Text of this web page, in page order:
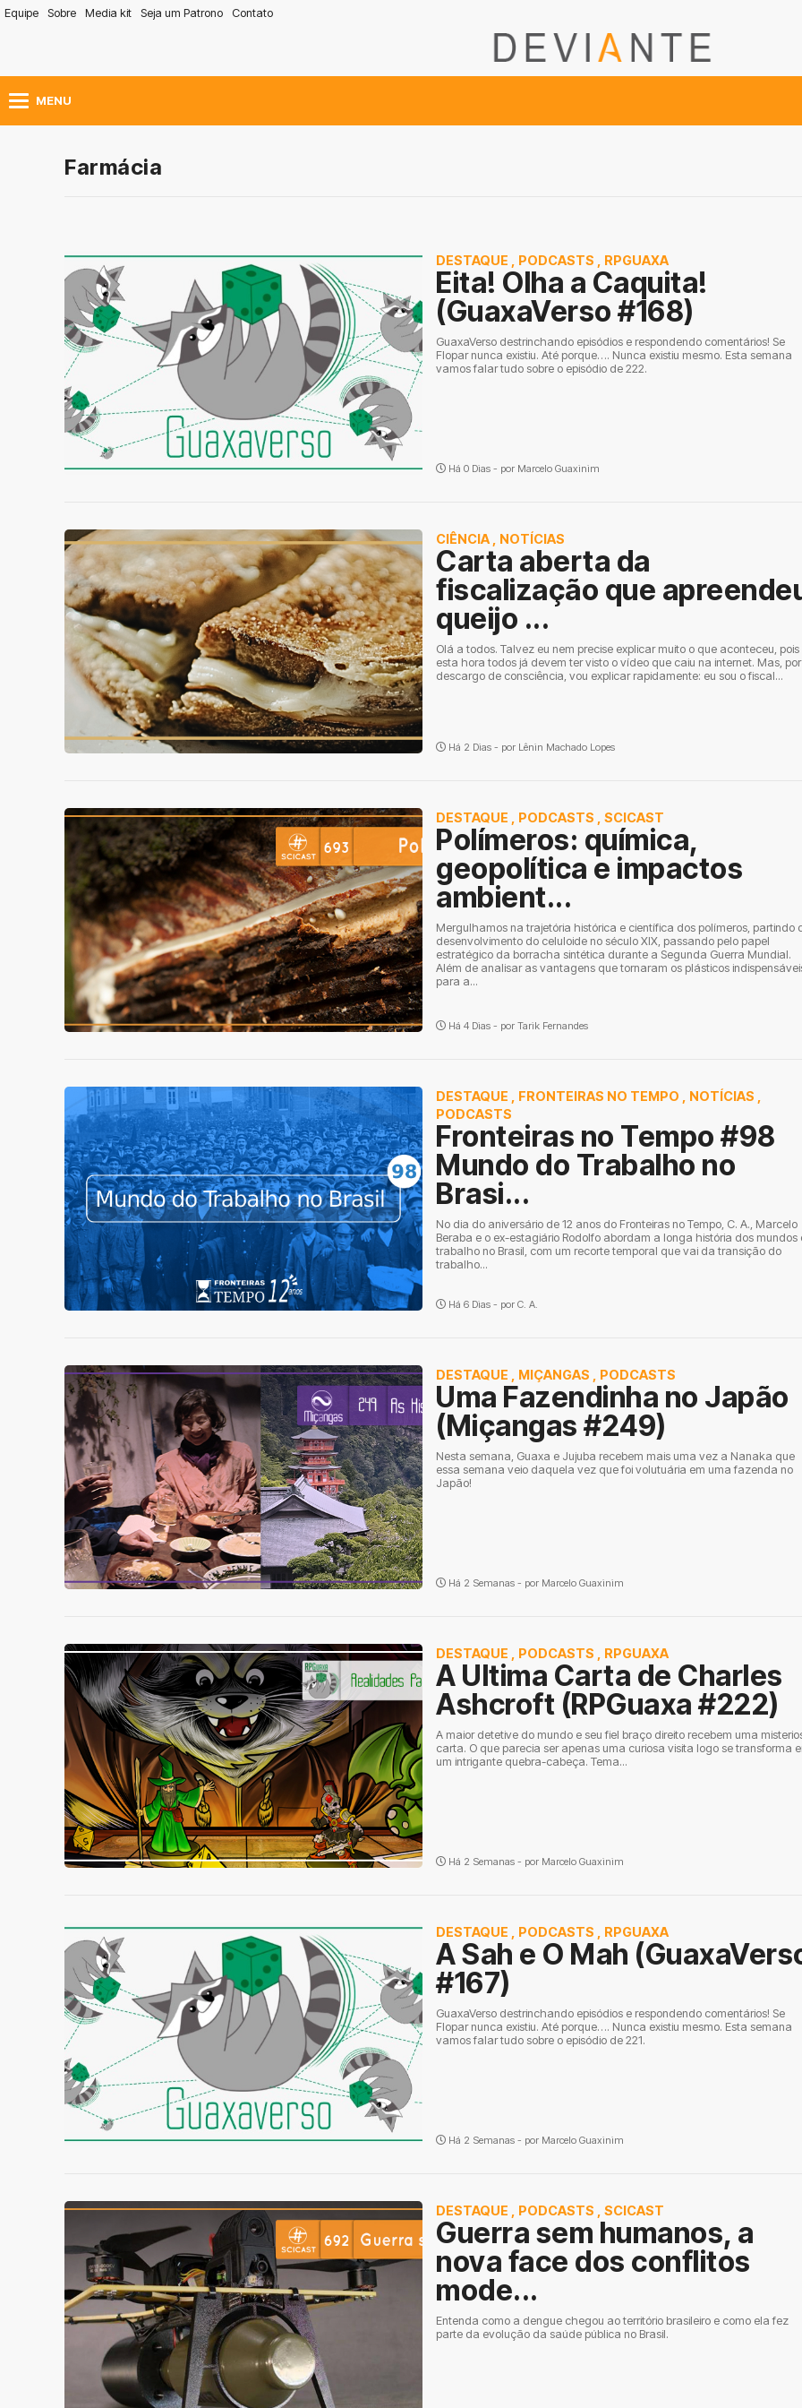
Equipe Sobre Media kit Seja um Patrono Contato
MENU
Farmácia
DESTAQUE PODCASTS RPGUAXA
Eita! Olha a Caquita!
(GuaxaVerso #168)
GuaxaVerso destrinchando episódios e respondendo comentários! Se
Flopar nunca existiu. Até porque…. Nunca existiu mesmo. Esta semana
vamos falar tudo sobre o episódio de 222.
Há 0 Dias - por Marcelo Guaxinim
CIÊNCIA NOTÍCIAS
Carta aberta da
fiscalização que
queijo ...
Olá a todos. Talvez eu nem precise explicar muito o que aconteceu, pois
esta hora todos já devem ter visto o vídeo que caiu na internet. Mas, por
descargo de consciência, vou explicar rapidamente: eu sou o fiscal...
Há 2 Dias - por Lênin Machado Lopes
DESTAQUE PODCASTS SCICAST
Polímeros: química,
geopolítica e impactos
ambient...
Mergulhamos na trajetória histórica e científica dos polímeros, partindo
desenvolvimento do celuloide no século XIX, passando pelo papel
estratégico da borracha sintética durante a Segunda Guerra Mundial.
Além de analisar as vantagens que tornaram os plásticos
para a...
Há 4 Dias - por Tarik Fernandes
DESTAQUE FRONTEIRAS NO TEMPO NOTÍCIAS
PODCASTS
Fronteiras no Tempo #98
Mundo do Trabalho no
Brasi...
No dia do aniversário de 12 anos do Fronteiras no Tempo, C. A., Marcelo
Beraba e o ex-estagiário Rodolfo abordam a longa história dos mundos
trabalho no Brasil, com um recorte temporal que vai da transição do
trabalho...
Há 6 Dias - por C. A.
DESTAQUE MIÇANGAS PODCASTS
Uma Fazendinha no Japão
(Miçangas #249)
Nesta semana, Guaxa e Jujuba recebem mais uma vez a Nanaka que
essa semana veio daquela vez que foi volutuária em uma fazenda no
Japão!
Há 2 Semanas - por Marcelo Guaxinim
DESTAQUE PODCASTS RPGUAXA
A Ultima Carta de Charles
Ashcroft (RPGuaxa #222)
A maior detetive do mundo e seu fiel braço direito recebem uma
carta. O que parecia ser apenas uma curiosa visita logo se transforma
um intrigante quebra-cabeça. Tema...
Há 2 Semanas - por Marcelo Guaxinim
DESTAQUE PODCASTS RPGUAXA
A Sah e O Mah
#167)
GuaxaVerso destrinchando episódios e respondendo comentários! Se
Flopar nunca existiu. Até porque…. Nunca existiu mesmo. Esta semana
vamos falar tudo sobre o episódio de 221.
Há 2 Semanas - por Marcelo Guaxinim
DESTAQUE PODCASTS SCICAST
Guerra sem humanos, a
nova face dos conflitos
mode...
Entenda como a dengue chegou ao território brasileiro e como ela fez
parte da evolução da saúde pública no Brasil.